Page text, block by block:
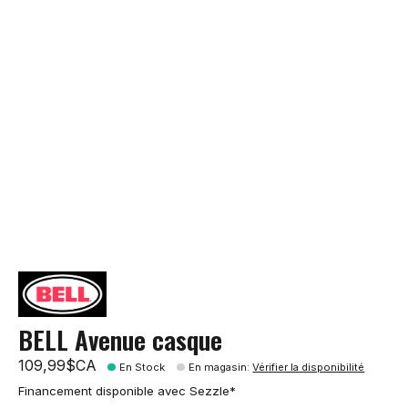
BELL Avenue casque
109,99$CA En Stock En magasin:Vérifier la disponibilité
Financement disponible avec Sezzle*